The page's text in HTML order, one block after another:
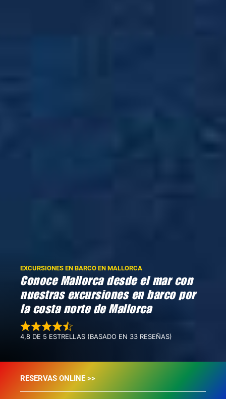
EXCURSIONES EN BARCO EN MALLORCA
Conoce Mallorca desde el mar con
nuestras excursiones en barco por
la costa norte de Mallorca
4,8 DE 5 ESTRELLAS (BASADO EN 33 RESEÑAS)
RESERVAS ONLINE >>